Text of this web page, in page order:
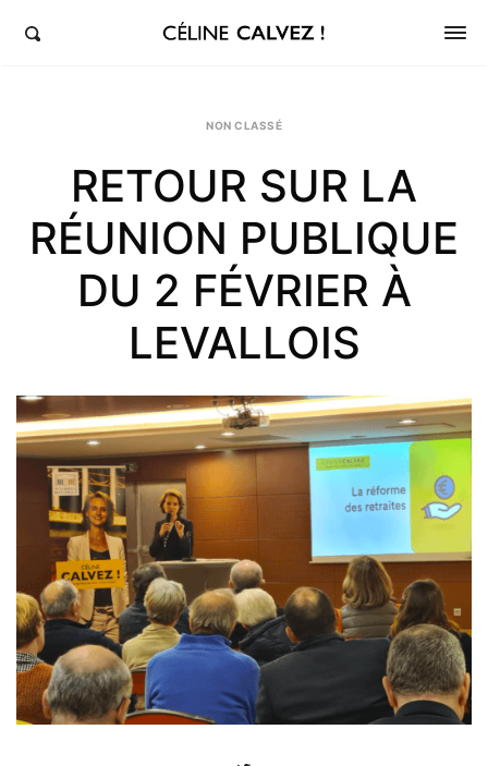
Céline Calvez, députée de la 5ème circonscription des Hauts-de-Seine et Clichy-Levallois
NON CLASSÉ
RETOUR SUR LA
RÉUNION PUBLIQUE
DU 2 FÉVRIER À
LEVALLOIS